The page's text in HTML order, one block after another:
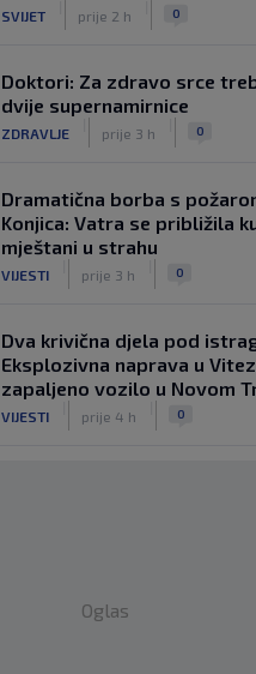
SVIJET prije 2 h 0
Doktori: Za zdravo srce
dvije supernamirnice
ZDRAVLJE prije 3 h 0
Dramatična borba s
Konjica: Vatra se približila
mještani u strahu
VIJESTI prije 3 h 0
Dva krivična djela pod
Eksplozivna naprava u
zapaljeno vozilo u Novom
VIJESTI prije 4 h 0
Oglas